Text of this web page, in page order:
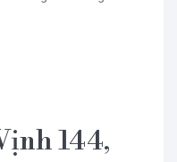
144,